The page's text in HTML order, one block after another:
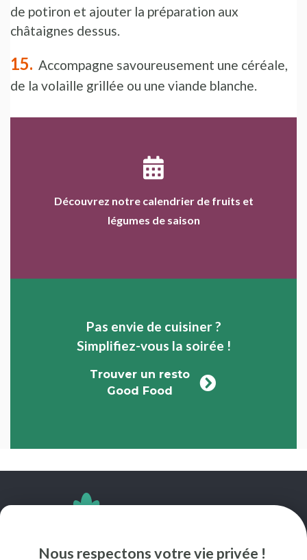
Nous respectons votre vie privée !
de potiron et ajouter la préparation aux
châtaignes dessus.
Accompagne savoureusement une céréale,
de la volaille grillée ou une viande blanche.
Découvrez notre calendrier de fruits et
légumes de saison
Pas envie de cuisiner ?
Simplifiez-vous la soirée !
Trouver un resto
Good Food